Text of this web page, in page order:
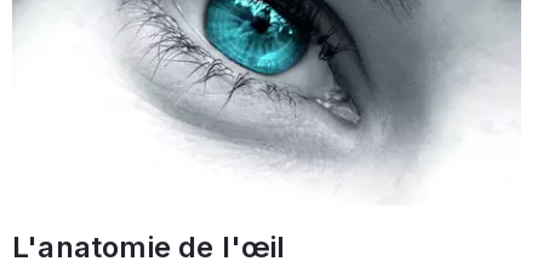
L'anatomie de l'œil